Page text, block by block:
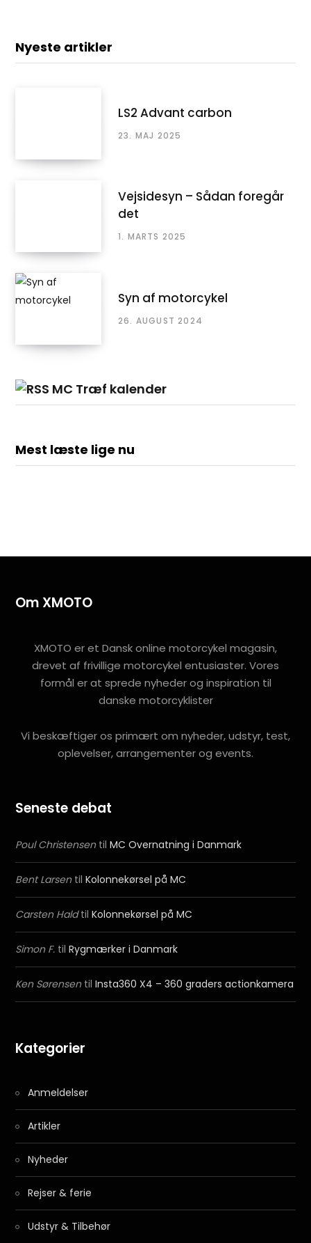
Nyeste artikler
LS2 Advant carbon
23. MAJ 2025
Vejsidesyn – Sådan foregår
det
1. MARTS 2025
Syn af motorcykel
26. AUGUST 2024
MC Træf kalender
Mest læste lige nu
Om XMOTO
XMOTO er et Dansk online motorcykel magasin,
drevet af frivillige motorcykel entusiaster. Vores
formål er at sprede nyheder og inspiration til
danske motorcyklister
Vi beskæftiger os primært om nyheder, udstyr, test,
oplevelser, arrangementer og events.
Seneste debat
Poul Christensentil MC Overnatning i Danmark
Bent Larsentil Kolonnekørsel på MC
Carsten Haldtil Kolonnekørsel på MC
Simon F. til Rygmærker i Danmark
Ken Sørensentil Insta360 X4 – 360 graders actionkamera
Kategorier
Anmeldelser
Artikler
Nyheder
Rejser & ferie
Udstyr & Tilbehør